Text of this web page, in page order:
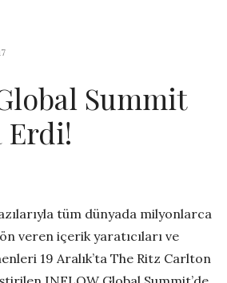
Summit
Erdi!
tüm dünyada milyonlarca
veren içerik yaratıcıları ve
19 Aralık’ta The Ritz Carlton